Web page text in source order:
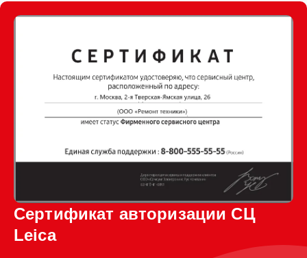
Сертификат авторизации СЦ
Leica